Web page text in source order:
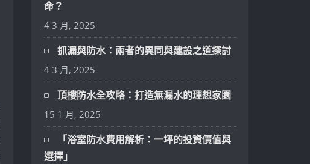
命？
4 3 月, 2025
抓漏與防水：兩者的異同與建設之道探討
4 3 月, 2025
頂樓防水全攻略：打造無漏水的理想家園
15 1 月, 2025
「浴室防水費用解析：一坪的投資價值與
選擇」